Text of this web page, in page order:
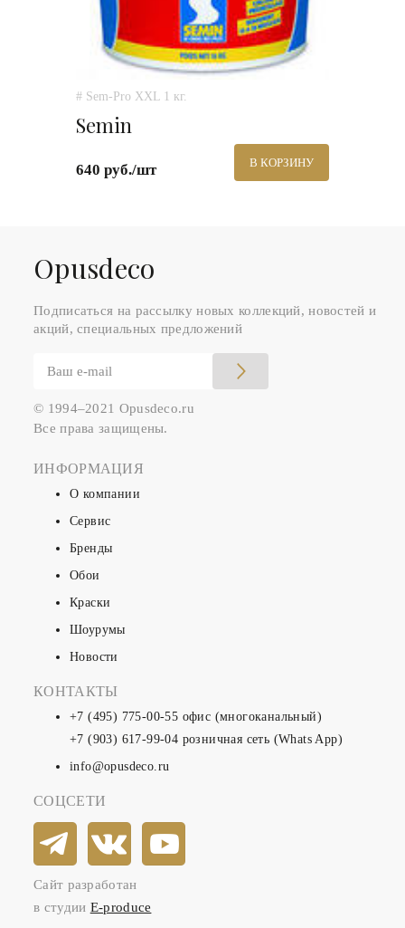
# Sem-Pro XXL 1 кг.
Semin
640 руб./шт В КОРЗИНУ
Оpusdeco
Подписаться на рассылку новых коллекций, новостей и
акций, специальных предложений
© 1994–2021 Opusdeco.ru
Все права защищены.
ИНФОРМАЦИЯ
О компании
Сервис
Бренды
Обои
Краски
Шоурумы
Новости
КОНТАКТЫ
+7 (495) 775-00-55 офис (многоканальный)
+7 (903) 617-99-04 розничная сеть (Whats App)
info@opusdeco.ru
СОЦСЕТИ
Сайт разработан
в студии E-produce